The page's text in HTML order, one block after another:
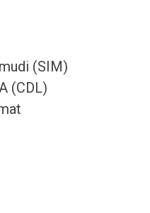
(SIM)
(CDL)